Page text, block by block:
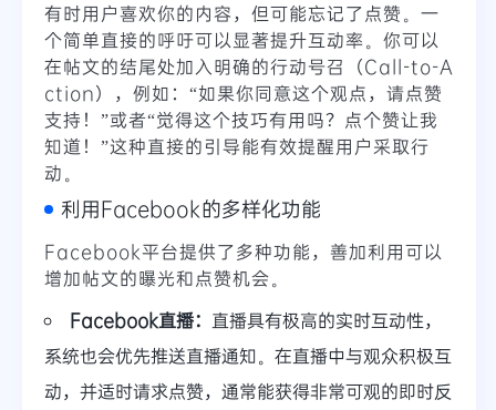
有时用户喜欢你的内容，但可能忘记了点赞。一
个简单直接的呼吁可以显著提升互动率。你可以
在帖文的结尾处加入明确的行动号召（Call-to-A
ction），例如：“如果你同意这个观点，请点赞
支持！”或者“觉得这个技巧有用吗？点个赞让我
知道！”这种直接的引导能有效提醒用户采取行
动。
利用Facebook的多样化功能
Facebook平台提供了多种功能，善加利用可以
增加帖文的曝光和点赞机会。
Facebook直播： 直播具有极高的实时互动性，
系统也会优先推送直播通知。在直播中与观众积极互
动，并适时请求点赞，通常能获得非常可观的即时反